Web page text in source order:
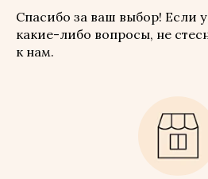
Спасибо за ваш выбор! Если у
какие-либо вопросы, не
к нам.